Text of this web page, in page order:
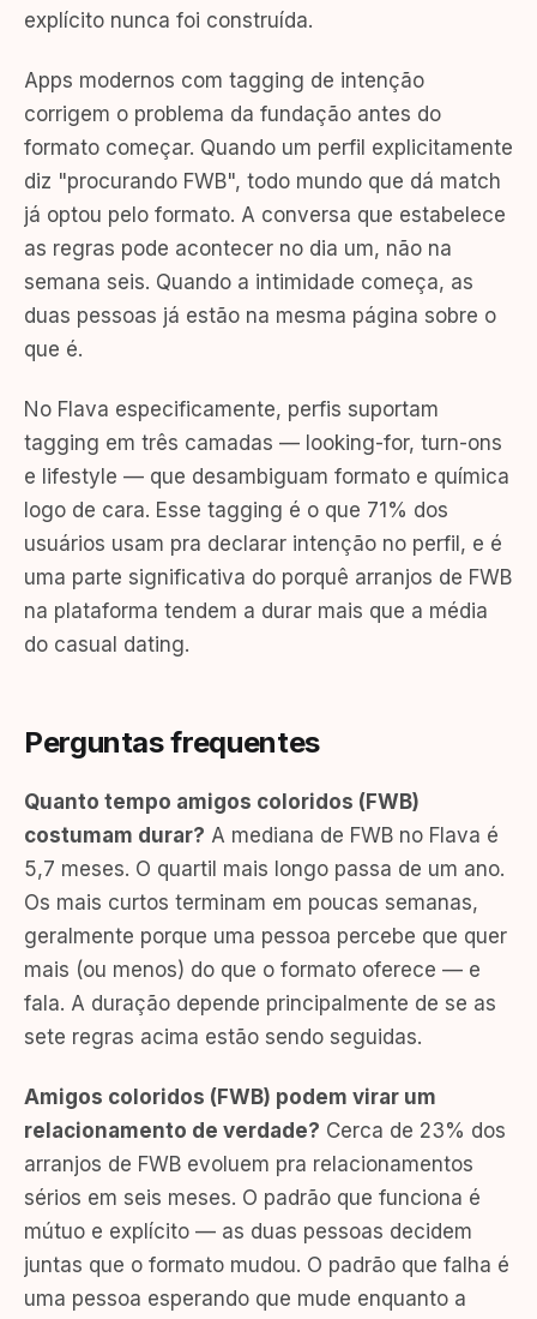
explícito nunca foi construída.
Apps modernos com tagging de intenção
corrigem o problema da fundação antes do
formato começar. Quando um perfil explicitamente
diz "procurando FWB", todo mundo que dá match
já optou pelo formato. A conversa que estabelece
as regras pode acontecer no dia um, não na
semana seis. Quando a intimidade começa, as
duas pessoas já estão na mesma página sobre o
que é.
No Flava especificamente, perfis suportam
tagging em três camadas — looking-for, turn-ons
e lifestyle — que desambiguam formato e química
logo de cara. Esse tagging é o que 71% dos
usuários usam pra declarar intenção no perfil, e é
uma parte significativa do porquê arranjos de FWB
na plataforma tendem a durar mais que a média
do casual dating.
Perguntas frequentes
Quanto tempo amigos coloridos (FWB)
costumam durar? A mediana de FWB no Flava é
5,7 meses. O quartil mais longo passa de um ano.
Os mais curtos terminam em poucas semanas,
geralmente porque uma pessoa percebe que quer
mais (ou menos) do que o formato oferece — e
fala. A duração depende principalmente de se as
sete regras acima estão sendo seguidas.
Amigos coloridos (FWB) podem virar um
relacionamento de verdade? Cerca de 23% dos
arranjos de FWB evoluem pra relacionamentos
sérios em seis meses. O padrão que funciona é
mútuo e explícito — as duas pessoas decidem
juntas que o formato mudou. O padrão que falha é
uma pessoa esperando que mude enquanto a